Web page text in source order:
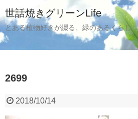
世話焼きグリーンLife
とある植物好きが綴る、緑のあるくらし
2699
2018/10/14